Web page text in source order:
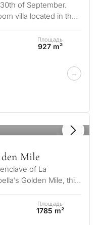
of September.
villa located in the
Площадь
927 m²
Mile
of La
Golden Mile, this
Площадь
1785 m²